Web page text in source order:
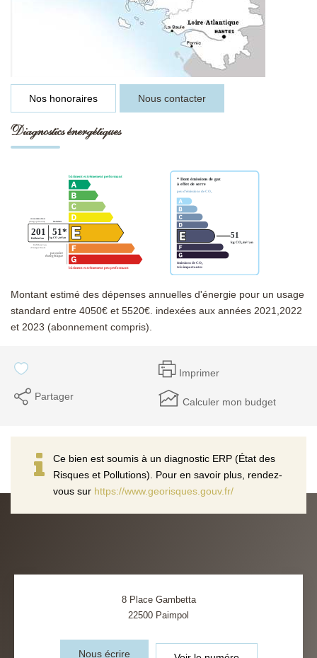
Nos honoraires Nous contacter
Diagnostics énergétiques
Montant estimé des dépenses annuelles d'énergie pour un usage
standard entre 4050€ et 5520€. indexées aux années 2021,2022
et 2023 (abonnement compris).
Imprimer
Partager Calculer mon budget
Ce bien est soumis à un diagnostic ERP (État des
Risques et Pollutions). Pour en savoir plus, rendez-
vous sur https://www.georisques.gouv.fr/
8 Place Gambetta
22500 Paimpol
Nous écrire